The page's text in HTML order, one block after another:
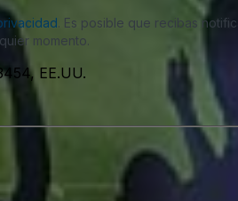
. Es posible que recibas
momento.
EE.UU.